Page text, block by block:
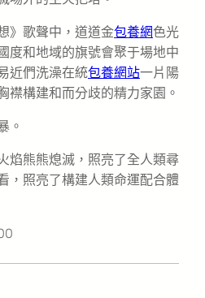
》歌聲中，道道金包養網色光
度和地域的旗號會聚于場地中
近們洗澡在統包養網站一片陽
襟構建和而分歧的精力家園。
。
焰熊熊熄滅，照亮了全人類尋
，照亮了構建人類命運配合體